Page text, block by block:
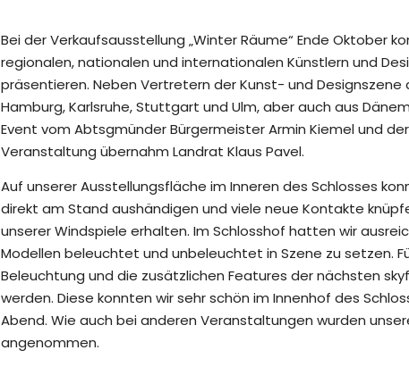
Bei der Verkaufsausstellung „Winter Räume“ Ende Oktober
regionalen, nationalen und internationalen Künstlern und
präsentieren. Neben Vertretern der Kunst- und Designszene
Hamburg, Karlsruhe, Stuttgart und Ulm, aber auch aus
Event vom Abtsgmünder Bürgermeister Armin Kiemel und
Veranstaltung übernahm Landrat Klaus Pavel.
Auf unserer Ausstellungsfläche im Inneren des Schlosses
direkt am Stand aushändigen und viele neue Kontakte
unserer Windspiele erhalten. Im Schlosshof hatten wir
Modellen beleuchtet und unbeleuchtet in Szene zu setzen.
Beleuchtung und die zusätzlichen Features der nächsten
werden. Diese konnten wir sehr schön im Innenhof des
Abend. Wie auch bei anderen Veranstaltungen wurden
angenommen.